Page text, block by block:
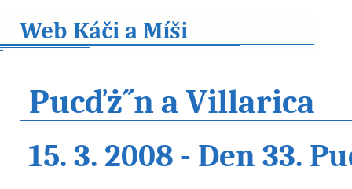
Pucďż˝n a Villarica
15. 3. 2008 - Den 33.